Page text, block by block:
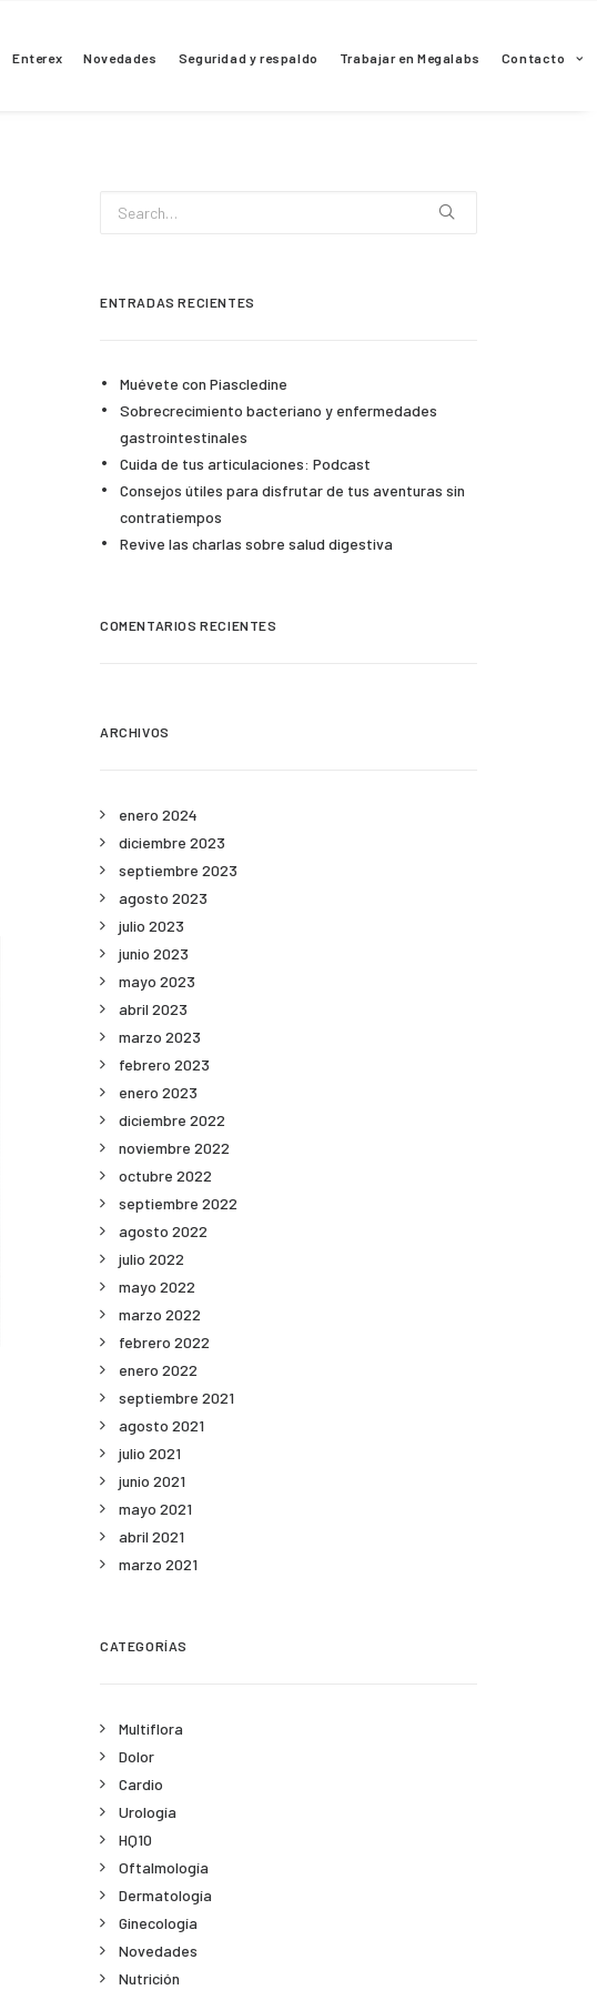
Enterex Novedades Seguridad y respaldo Trabajar en Megalabs Contacto
ENTRADAS RECIENTES
Muévete con Piascledine
Sobrecrecimiento bacteriano y enfermedades
gastrointestinales
Cuida de tus articulaciones: Podcast
Consejos útiles para disfrutar de tus aventuras sin
contratiempos
Revive las charlas sobre salud digestiva
COMENTARIOS RECIENTES
ARCHIVOS
enero 2024
diciembre 2023
septiembre 2023
agosto 2023
julio 2023
junio 2023
mayo 2023
abril 2023
marzo 2023
febrero 2023
enero 2023
diciembre 2022
noviembre 2022
octubre 2022
septiembre 2022
agosto 2022
julio 2022
mayo 2022
marzo 2022
febrero 2022
enero 2022
septiembre 2021
agosto 2021
julio 2021
junio 2021
mayo 2021
abril 2021
marzo 2021
CATEGORÍAS
Multiflora
Dolor
Cardio
Urología
HQ10
Oftalmología
Dermatología
Ginecología
Novedades
Nutrición